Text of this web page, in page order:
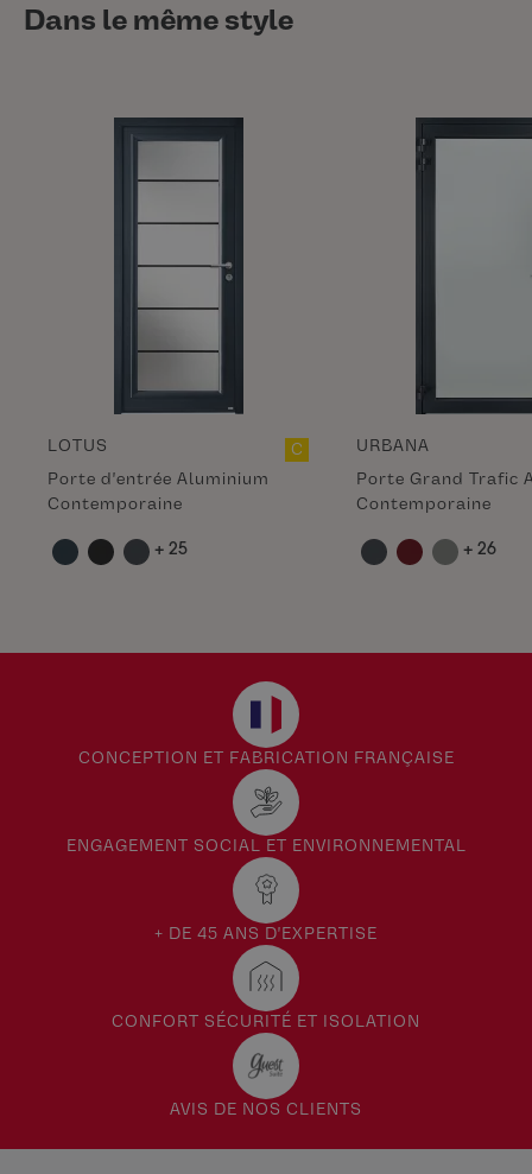
Dans le même style
LOTUS
Porte d'entrée Aluminium
Contemporaine
C
+ 25
URBANA
Porte Grand Trafic
Contemporaine
+ 26
CONCEPTION ET FABRICATION FRANÇAISE
ENGAGEMENT SOCIAL ET ENVIRONNEMENTAL
+ DE 45 ANS D'EXPERTISE
CONFORT SÉCURITÉ ET ISOLATION
AVIS DE NOS CLIENTS